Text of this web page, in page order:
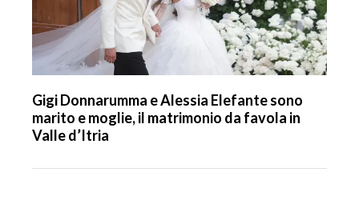
Gigi Donnarumma e Alessia Elefante sono
marito e moglie, il matrimonio da favola in
Valle d’Itria